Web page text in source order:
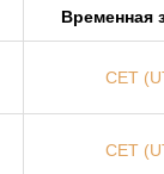
Временная
CET
CET